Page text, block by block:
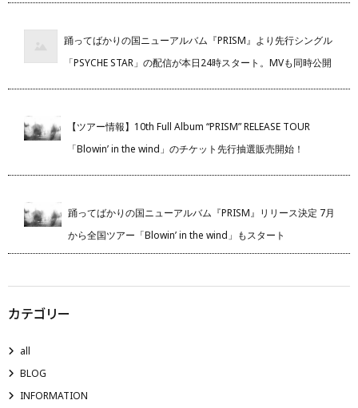
踊ってばかりの国ニューアルバム『PRISM』より先行シングル
「PSYCHE STAR」の配信が本日24時スタート。MVも同時公開
【ツアー情報】10th Full Album “PRISM” RELEASE TOUR
「Blowin’ in the wind」のチケット先行抽選販売開始！
踊ってばかりの国ニューアルバム『PRISM』リリース決定 7月
から全国ツアー「Blowin’ in the wind」もスタート
カテゴリー
all
BLOG
INFORMATION